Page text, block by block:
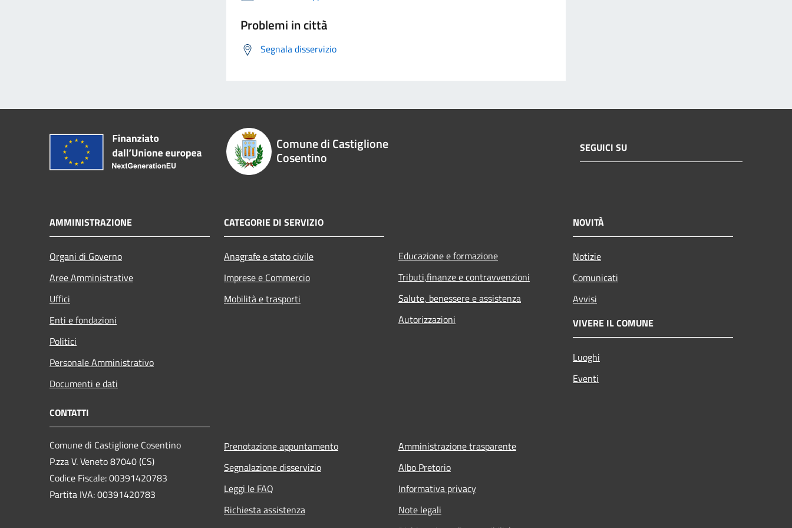
Problemi in città
Segnala disservizio
Comune di Castiglione
Cosentino
SEGUICI SU
AMMINISTRAZIONE
Organi di Governo
Aree Amministrative
Uffici
Enti e fondazioni
Politici
Personale Amministrativo
Documenti e dati
CATEGORIE DI SERVIZIO
Anagrafe e stato civile
Imprese e Commercio
Mobilità e trasporti
Educazione e formazione
Tributi,finanze e contravvenzioni
Salute, benessere e assistenza
Autorizzazioni
NOVITÀ
Notizie
Comunicati
Avvisi
VIVERE IL COMUNE
Luoghi
Eventi
CONTATTI
Comune di Castiglione Cosentino
P.zza V. Veneto 87040 (CS)
Codice Fiscale: 00391420783
Partita IVA: 00391420783
Prenotazione appuntamento
Segnalazione disservizio
Leggi le FAQ
Richiesta assistenza
Amministrazione trasparente
Albo Pretorio
Informativa privacy
Note legali